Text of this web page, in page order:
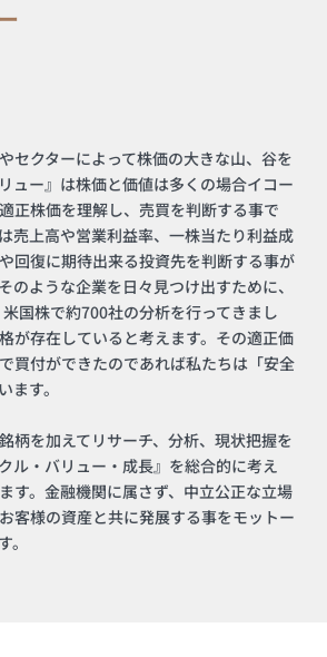
セクターによって株価の大きな山、谷を
ュー』は株価と価値は多くの場合イコー
正株価を理解し、売買を判断する事で
売上高や営業利益率、一株当たり利益成
回復に期待出来る投資先を判断する事が
のような企業を日々見つけ出すために、
国株で約700社の分析を行ってきまし
が存在していると考えます。その適正価
買付ができたのであれば私たちは「安全
ます。
柄を加えてリサーチ、分析、現状把握を
ル・バリュー・成長』を総合的に考え
す。金融機関に属さず、中立公正な立場
客様の資産と共に発展する事をモットー